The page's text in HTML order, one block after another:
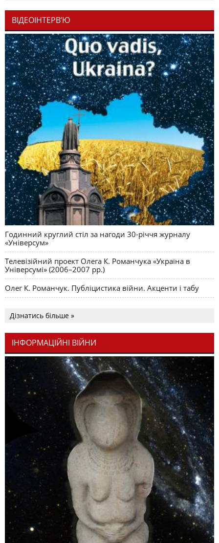
ВІДЕОІНТЕРВ’Ю
Годинний круглий стіл за нагоди 30-річчя журналу
«Універсум»
Телевізійний проект Олега К. Романчука «Україна в
Універсумі» (2006–2007 рр.)
Олег К. Романчук. Публіцистика війни. Акценти і табу
Дізнатись більше »
ІНФОРМАЦІЙНІ ВІЙНИ